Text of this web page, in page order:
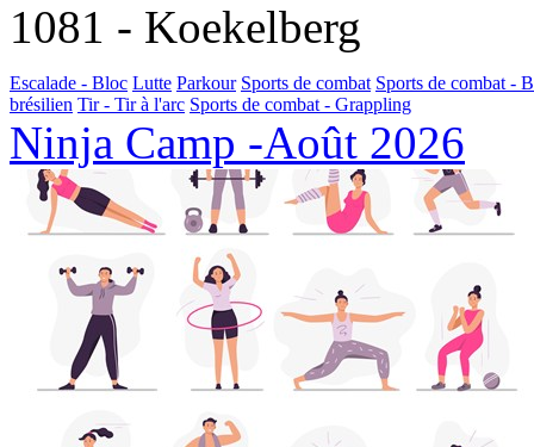
1081 - Koekelberg
Escalade - Bloc Lutte Parkour Sports de combat Sports de combat -
brésilien Tir - Tir à l'arc Sports de combat - Grappling
Ninja Camp -Août 2026